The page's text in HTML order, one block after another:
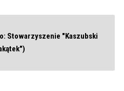
Stowarzyszenie "Kaszubski